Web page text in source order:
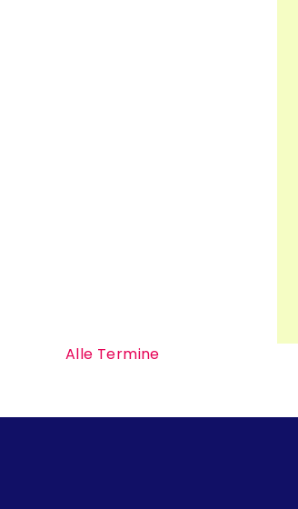
Alle Termine